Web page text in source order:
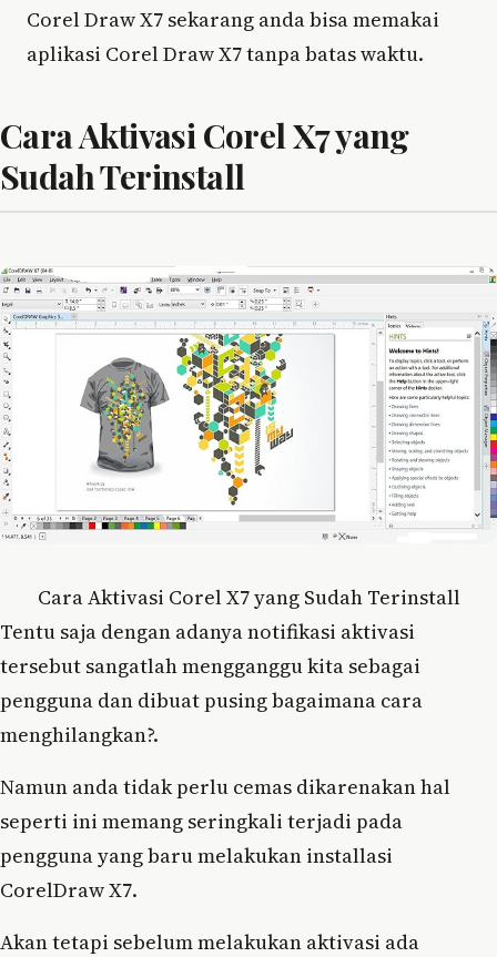
Corel Draw X7 sekarang anda bisa memakai
aplikasi Corel Draw X7 tanpa batas waktu.
Cara Aktivasi Corel X7 yang
Sudah Terinstall
Cara Aktivasi Corel X7 yang Sudah Terinstall
Tentu saja dengan adanya notifikasi aktivasi
tersebut sangatlah mengganggu kita sebagai
pengguna dan dibuat pusing bagaimana cara
menghilangkan?.
Namun anda tidak perlu cemas dikarenakan hal
seperti ini memang seringkali terjadi pada
pengguna yang baru melakukan installasi
CorelDraw X7.
Akan tetapi sebelum melakukan aktivasi ada